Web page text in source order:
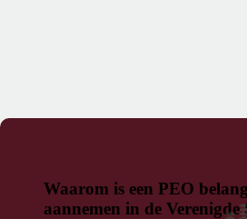
Waarom is een PEO
aannemen in de Verenigde